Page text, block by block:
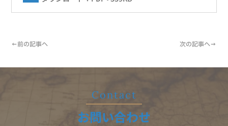
←前の記事へ 次の記事へ→
​Contact
お問い合わせ